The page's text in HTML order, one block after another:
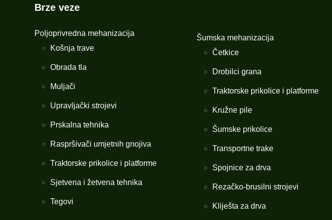
Brze veze
Poljoprivredna mehanizacija
Košnja trave
Obrada tla
Muljači
Upravljački strojevi
Prskalna tehnika
Raspršivači umjetnih gnojiva
Traktorske prikolice i platforme
Sjetvena i žetvena tehnika
Tegovi
Šumska mehanizacija
Četkice
Drobilci grana
Traktorske prikolice i platforme
Kružne pile
Šumske prikolice
Transportne trake
Spojnice za drva
Rezačko-brusilni strojevi
Kliješta za drva